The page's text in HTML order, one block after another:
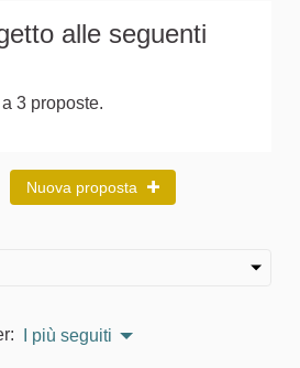
alle seguenti
3 proposte.
Nuova proposta
I più seguiti